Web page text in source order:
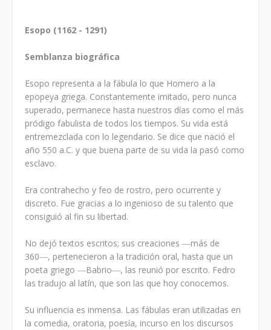
Esopo (1162 - 1291)
Semblanza biográfica
Esopo representa a la fábula lo que Homero a la
epopeya griega. Constantemente imitado, pero nunca
superado, permanece hasta nuestros días como el más
pródigo fabulista de todos los tiempos. Su vida está
entremezclada con lo legendario. Se dice que nació el
año 550 a.C. y que buena parte de su vida la pasó como
esclavo.
Era contrahecho y feo de rostro, pero ocurrente y
discreto. Fue gracias a lo ingenioso de su talento que
consiguió al fin su libertad.
No dejó textos escritos; sus creaciones ―más de
360―, pertenecieron a la tradición oral, hasta que un
poeta griego ―Babrio―, las reunió por escrito. Fedro
las tradujo al latín, que son las que hoy conocemos.
Su influencia es inmensa. Las fábulas eran utilizadas en
la comedia, oratoria, poesía, incurso en los discursos